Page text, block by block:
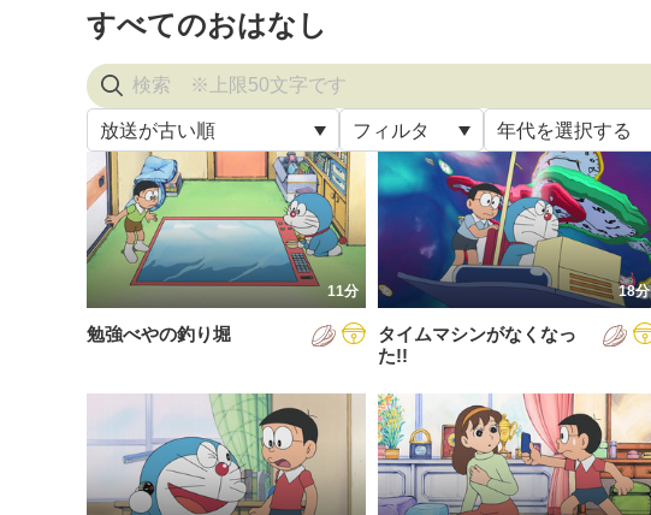
すべてのおはなし
放送が古い順
放送が古い順
放送が新しい順
配信が古い順
配信が新しい順
あいうえお順(降順)
動画が長い順
動画が短い順
フィルタ
すべて
視聴済み
年代を選択する
すべて
2005年
2006年
2007年
2009年
2010年
2011年
11分
勉強べやの釣り堀
18分
タイムマシンがなくなっ
た!!